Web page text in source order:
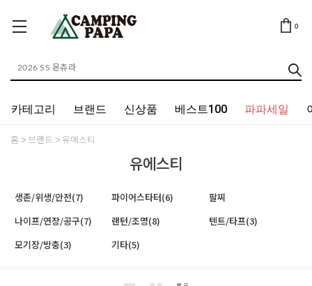
0
카테고리 브랜드 신상품 베스트100 파파세일
홈 브랜드 유에스티
유에스티
생존/위생/안전(7) 파이어스타터(6)
팔찌
나이프/연장/공구(7)
랜턴/조명(8)
텐트/타프(3)
모기장/방충(3)
기타(5)